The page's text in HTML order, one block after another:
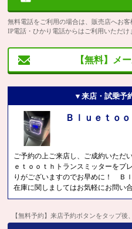
無料電話をご利用の場合は、販売店へお客
IP電話・ひかり電話からはご利用いただけ
【無料】メ
▼来店・試乗予
Ｂｌｕｅｔｏ
ご予約の上ご来店し、ご成約いただ
ｅｔｏｏｔｈトランスミッターを
りがございますのでお早めに！ Ｂ
在庫に関しましてはお気軽にお問い
【無料予約】来店予約ボタンをタップ